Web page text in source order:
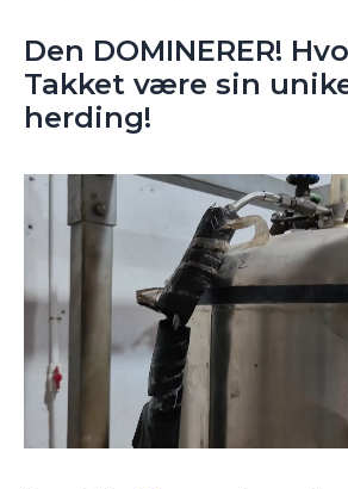
Den DOMINERER!
Takket være sin
herding!